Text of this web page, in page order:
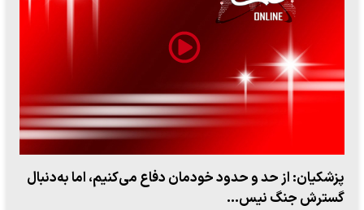
پزشکیان: از حد و حدود خودمان دفاع می‌کنیم، اما به‌دنبال
گسترش جنگ نیس…